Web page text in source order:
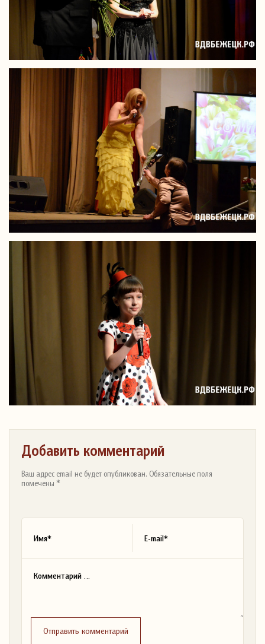
Добавить комментарий
Ваш адрес email не будет опубликован. Обязательные поля
помечены *
Отправить комментарий